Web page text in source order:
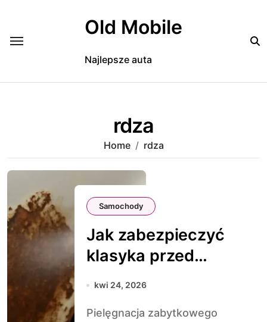
Old Mobile
Najlepsze auta
rdza
Home rdza
Samochody
Jak zabezpieczyć
klasyka przed
rdzą
kwi 24, 2026
Pielęgnacja zabytkowego